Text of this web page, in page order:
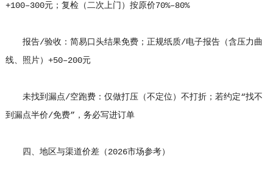
+100–300元；复检（二次上门）按原价70%–80%
报告/验收：简易口头结果免费；正规纸质/电子报告（含压力曲
线、照片）+50–200元
未找到漏点/空跑费：仅做打压（不定位）不打折；若约定“找不
到漏点半价/免费”，务必写进订单
四、地区与渠道价差（2026市场参考）